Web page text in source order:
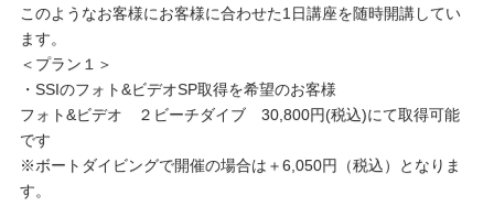
このようなお客様にお客様に合わせた1日講座を随時開講してい
ます。
＜プラン１＞
・SSIのフォト&ビデオSP取得を希望のお客様
フォト&ビデオ ２ビーチダイブ 30,800円(税込)にて取得可能
です
※ボートダイビングで開催の場合は＋6,050円（税込）となりま
す。